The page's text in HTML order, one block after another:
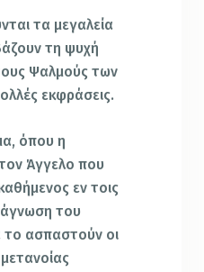
τα μεγαλεία
τη ψυχή
Ψαλμούς των
εκφράσεις.
όπου η
Άγγελο που
εν τοις
του
το ασπαστούν οι